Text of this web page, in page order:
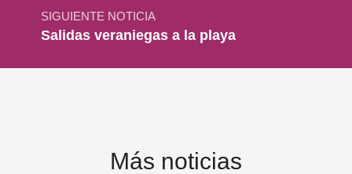
SIGUIENTE NOTICIA
Salidas veraniegas a la playa
Más noticias